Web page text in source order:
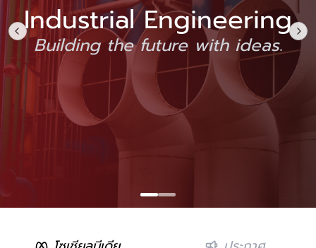
Industrial Engineering
Building the future with ideas.